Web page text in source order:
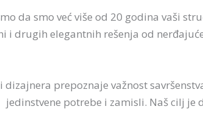
da smo već više od 20 godina vaši
i drugih elegantnih rešenja od
prepoznaje važnost
jedinstvene potrebe i zamisli. Naš cilj je